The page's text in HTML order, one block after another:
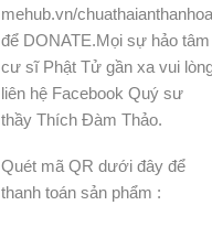
mehub.vn/
để DONATE.Mọi sự hảo tâm
cư sĩ Phật Tử gần xa vui
liên hệ Facebook Quý sư
thầy Thích Đàm Thảo.
Quét mã QR dưới đây để
thanh toán sản phẩm :